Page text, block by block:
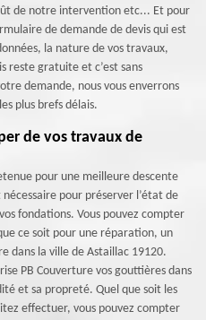
de notre intervention etc... Et pour
de demande de devis qui est
la nature de vos travaux,
reste gratuite et c’est sans
demande, nous vous enverrons
plus brefs délais.
de vos travaux de
pour une meilleure descente
pour préserver l’état de
fondations. Vous pouvez compter
ce soit pour une réparation, un
dans la ville de Astaillac 19120.
PB Couverture vos gouttières dans
et sa propreté. Quel que soit les
effectuer, vous pouvez compter